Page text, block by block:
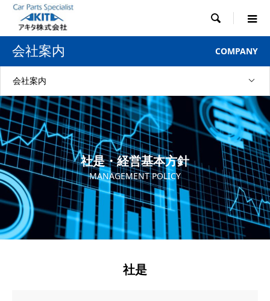

会社案内 COMPANY
会社案内
社是・経営基本方針
MANAGEMENT POLICY
社是